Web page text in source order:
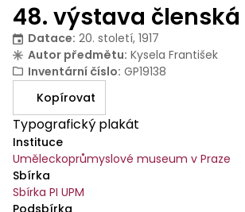
48. výstava
Datace: 20. století, 1917
Autor předmětu: Kysela František
Inventární číslo: GP19138
Kopírovat
Typografický plakát
Instituce
Uměleckoprůmyslové museum v Praze
Sbírka
Sbírka PI UPM
Podsbírka